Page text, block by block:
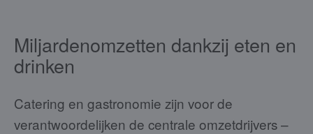
Miljardenomzetten dankzij eten en
drinken
Catering en gastronomie zijn voor de
verantwoordelijken de centrale omzetdrijvers –